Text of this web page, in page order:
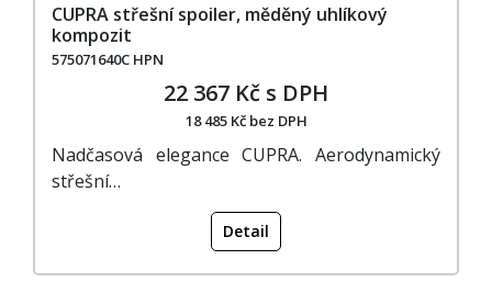
CUPRA střešní spoiler, měděný uhlíkový
kompozit
575071640C HPN
22 367 Kč s DPH
18 485 Kč bez DPH
Nadčasová elegance CUPRA. Aerodynamický
střešní…
Detail